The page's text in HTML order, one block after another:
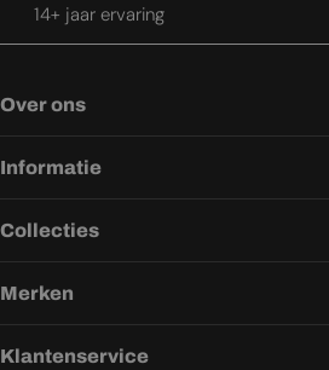
14+ jaar ervaring
Over ons
Informatie
Collecties
Merken
Klantenservice